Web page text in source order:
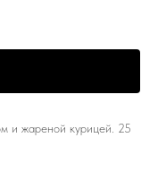
и жареной курицей. 25